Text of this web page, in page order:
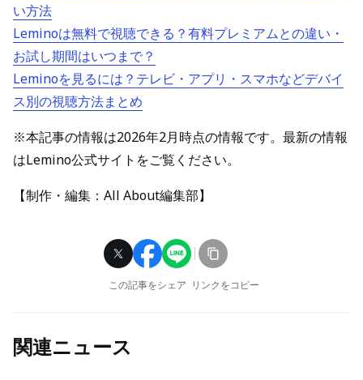
い方法
Leminoは無料で視聴できる？有料プレミアムとの違い・
お試し期間はいつまで？
Leminoを見るには？テレビ・アプリ・スマホなどデバイ
ス別の視聴方法まとめ
※本記事の情報は2026年2月時点の情報です。最新の情報
はLemino公式サイトをご覧ください。
【制作・編集：All About編集部】
この記事をシェア リンクをコピー
関連ニュース